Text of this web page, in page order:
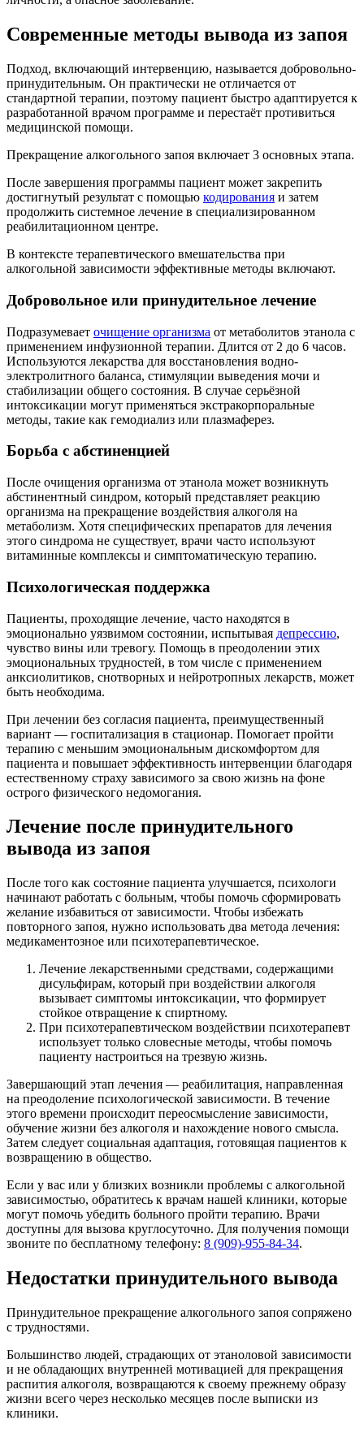
Современные методы вывода из запоя
Подход, включающий интервенцию, называется добровольно-
принудительным. Он практически не отличается от
стандартной терапии, поэтому пациент быстро адаптируется к
разработанной врачом программе и перестаёт противиться
медицинской помощи.
Прекращение алкогольного запоя включает 3 основных этапа.
После завершения программы пациент может закрепить
достигнутый результат с помощью кодирования и затем
продолжить системное лечение в специализированном
реабилитационном центре.
В контексте терапевтического вмешательства при
алкогольной зависимости эффективные методы включают.
Добровольное или принудительное лечение
Подразумевает очищение организма от метаболитов этанола с
применением инфузионной терапии. Длится от 2 до 6 часов.
Используются лекарства для восстановления водно-
электролитного баланса, стимуляции выведения мочи и
стабилизации общего состояния. В случае серьёзной
интоксикации могут применяться экстракорпоральные
методы, такие как гемодиализ или плазмаферез.
Борьба с абстиненцией
После очищения организма от этанола может возникнуть
абстинентный синдром, который представляет реакцию
организма на прекращение воздействия алкоголя на
метаболизм. Хотя специфических препаратов для лечения
этого синдрома не существует, врачи часто используют
витаминные комплексы и симптоматическую терапию.
Психологическая поддержка
Пациенты, проходящие лечение, часто находятся в
эмоционально уязвимом состоянии, испытывая депрессию,
чувство вины или тревогу. Помощь в преодолении этих
эмоциональных трудностей, в том числе с применением
анксиолитиков, снотворных и нейротропных лекарств, может
быть необходима.
При лечении без согласия пациента, преимущественный
вариант — госпитализация в стационар. Помогает пройти
терапию с меньшим эмоциональным дискомфортом для
пациента и повышает эффективность интервенции благодаря
естественному страху зависимого за свою жизнь на фоне
острого физического недомогания.
Лечение после принудительного
вывода из запоя
После того как состояние пациента улучшается, психологи
начинают работать с больным, чтобы помочь сформировать
желание избавиться от зависимости. Чтобы избежать
повторного запоя, нужно использовать два метода лечения:
медикаментозное или психотерапевтическое.
Лечение лекарственными средствами, содержащими
дисульфирам, который при воздействии алкоголя
вызывает симптомы интоксикации, что формирует
стойкое отвращение к спиртному.
При психотерапевтическом воздействии психотерапевт
использует только словесные методы, чтобы помочь
пациенту настроиться на трезвую жизнь.
Завершающий этап лечения — реабилитация, направленная
на преодоление психологической зависимости. В течение
этого времени происходит переосмысление зависимости,
обучение жизни без алкоголя и нахождение нового смысла.
Затем следует социальная адаптация, готовящая пациентов к
возвращению в общество.
Если у вас или у близких возникли проблемы с алкогольной
зависимостью, обратитесь к врачам нашей клиники, которые
могут помочь убедить больного пройти терапию. Врачи
доступны для вызова круглосуточно. Для получения помощи
звоните по бесплатному телефону: 8 (909)-955-84-34.
Недостатки принудительного вывода
Принудительное прекращение алкогольного запоя сопряжено
с трудностями.
Большинство людей, страдающих от этаноловой зависимости
и не обладающих внутренней мотивацией для прекращения
распития алкоголя, возвращаются к своему прежнему образу
жизни всего через несколько месяцев после выписки из
клиники.